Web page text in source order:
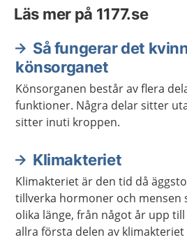
Läs mer på 1177.se
Så fungerar det
könsorganet
Könsorganen består av flera
funktioner. Några delar sitter
sitter inuti kroppen.
Klimakteriet
Klimakteriet är den tid då
tillverka hormoner och mensen
olika länge, från något år upp
allra första delen av klimakteriet